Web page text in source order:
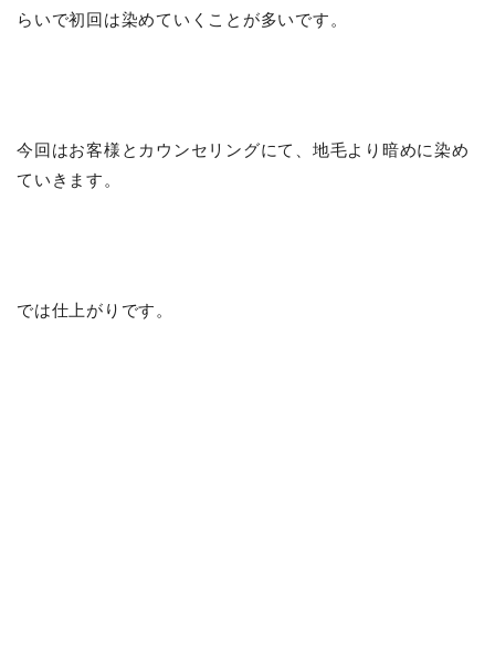
らいで初回は染めていくことが多いです。
今回はお客様とカウンセリングにて、地毛より暗めに染め
ていきます。
では仕上がりです。